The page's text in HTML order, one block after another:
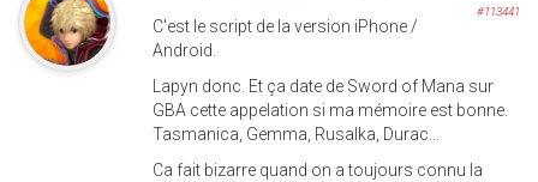
#113441
C'est le script de la version iPhone /
Android.
Lapyn donc. Et ça date de Sword of Mana sur
GBA cette appelation si ma mémoire est bonne.
Tasmanica, Gemma, Rusalka, Durac...
Ca fait bizarre quand on a toujours connu la